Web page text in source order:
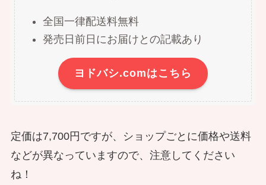
全国一律配送料無料
発売日前日にお届けとの記載あり
ヨドバシ.comはこちら
定価は7,700円ですが、ショップごとに価格や送料
などが異なっていますので、注意してください
ね！